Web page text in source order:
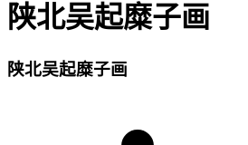
陕北吴起糜子画
陕北吴起糜子画